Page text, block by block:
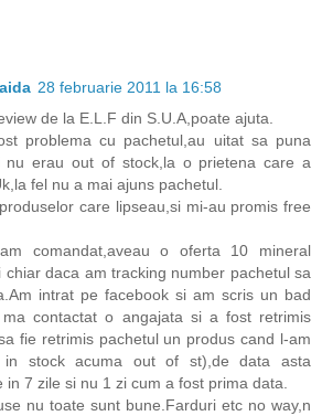
28 februarie 2011 la 16:58
de la E.L.F din S.U.A,poate ajuta.
problema cu pachetul,au uitat sa puna
nu erau out of stock,la o prietena care a
fel nu a mai ajuns pachetul.
care lipseau,si mi-au promis free
comandat,aveau o oferta 10 mineral
chiar daca am tracking number pachetul sa
intrat pe facebook si am scris un bad
ma contactat o angajata si a fost retrimis
fie retrimis pachetul un produs cand l-am
in stock acuma out of st),de data asta
in 7 zile si nu 1 zi cum a fost prima data.
nu toate sunt bune.Farduri etc no way,n